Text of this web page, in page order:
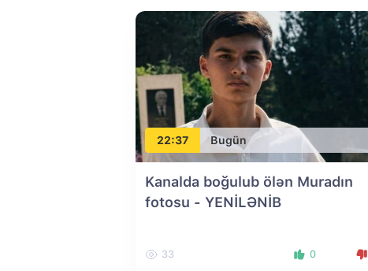
22:37 Bugün
Kanalda boğulub ölən Muradın
fotosu
- YENİLƏNİB
33 0